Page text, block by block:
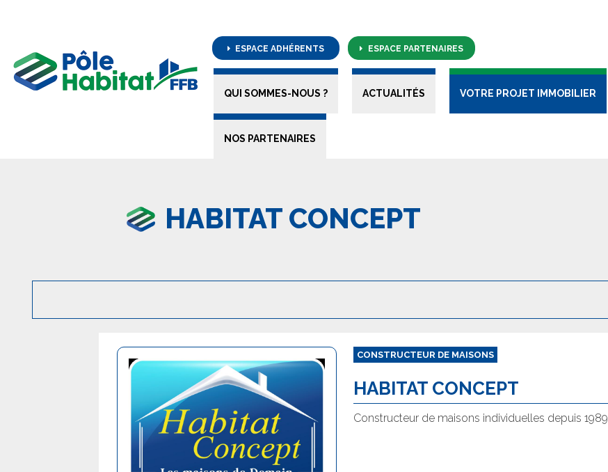
ESPACE ADHÉRENTS ESPACE PARTENAIRES
QUI SOMMES-NOUS ? ACTUALITÉS VOTRE PROJET IMMOBILIER
NOS PARTENAIRES
HABITAT CONCEPT
CONSTRUCTEUR DE MAISONS
HABITAT CONCEPT
Constructeur de maisons individuelles depuis 1989